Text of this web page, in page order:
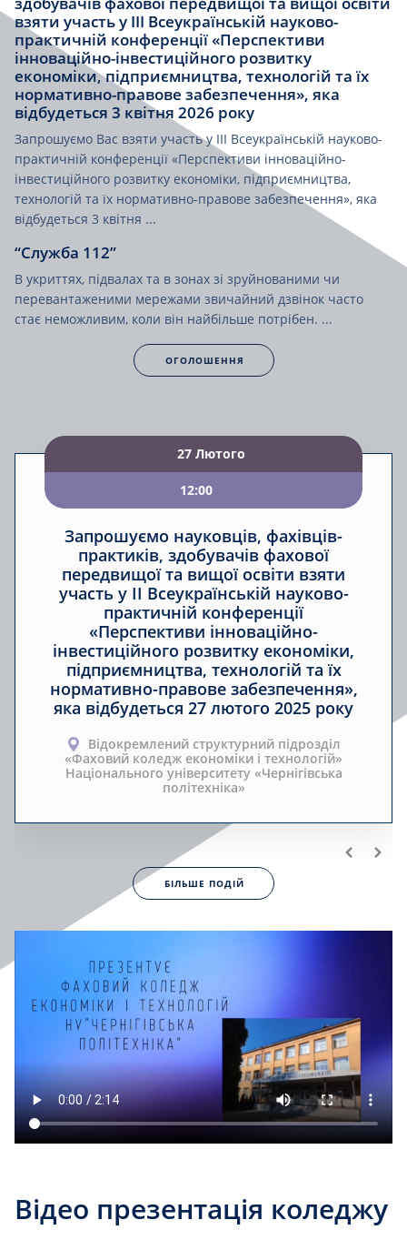
взяти участь у ІІІ Всеукраїнській науково-
практичній конференції «Перспективи
інноваційно-інвестиційного розвитку
економіки, підприємництва, технологій та їх
нормативно-правове забезпечення», яка
відбудеться 3 квітня 2026 року
Запрошуємо Вас взяти участь у ІІІ Всеукраїнській науково-
практичній конференції «Перспективи інноваційно-
інвестиційного розвитку економіки, підприємництва,
технологій та їх нормативно-правове забезпечення», яка
відбудеться 3 квітня ...
“Служба 112”
В укриттях, підвалах та в зонах зі зруйнованими чи
перевантаженими мережами звичайний дзвінок часто
стає неможливим, коли він найбільше потрібен. ...
ОГОЛОШЕННЯ
27 Лютого
12:00
Запрошуємо науковців, фахівців-
практиків, здобувачів фахової
передвищої та вищої освіти взяти
участь у ІІ Всеукраїнській науково-
практичній конференції
«Перспективи інноваційно-
інвестиційного розвитку економіки,
підприємництва, технологій та їх
нормативно-правове забезпечення»,
яка відбудеться 27 лютого 2025 року
Відокремлений структурний підрозділ
«Фаховий коледж економіки і технологій»
Національного університету «Чернігівська
політехніка»
БІЛЬШЕ ПОДІЙ
Відео презентація коледжу